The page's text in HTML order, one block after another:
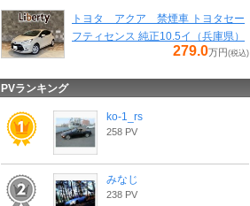
トヨタ アクア 禁煙車 トヨタセー
フティセンス 純正10.5イ（兵庫県）
279.0万円 (税込)
PVランキング
ko-1_rs
258 PV
みなじ
238 PV